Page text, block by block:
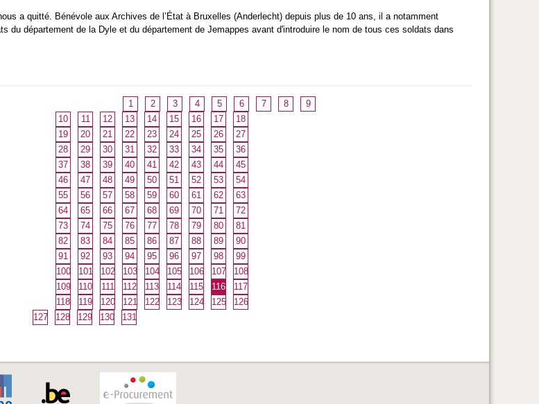
a quitté. Bénévole aux Archives de l’État à Bruxelles (Anderlecht) depuis plus de 10 ans, il a notamment
du département de la Dyle et du département de Jemappes avant d'introduire le nom de tous ces soldats dans
1 2 3 4 5 6 7 8
9
10
11 12 13 14 15 16 17
18
19
20 21 22 23 24 25 26
27
28
29 30 31 32 33 34 35
36
37
38 39 40 41 42 43 44
45
46
47 48 49 50 51 52 53
54
55
56 57 58 59 60 61 62
63
64
65 66 67 68 69 70 71
72
73
74 75 76 77 78 79 80
81
82
83 84 85 86 87 88 89
90
91
92 93 94 95 96 97 98
99
100
101 102 103 104 105 106 107
108
109
110 111 112 113 114 115 116
117
118
119 120 121 122 123 124 125
126
127
128 129 130 131